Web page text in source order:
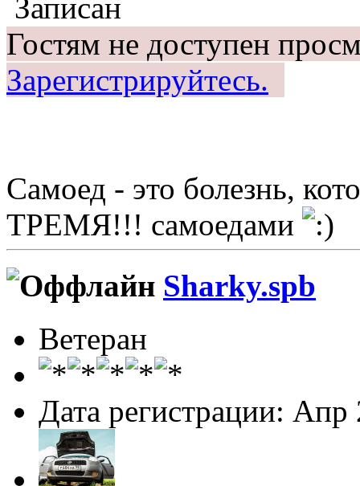
Записан
Гостям не доступен
Зарегистрируйтесь.
Самоед - это болезнь,
ТРЕМЯ!!! самоедами
Sharky.spb
Ветеран
Дата регистрации: Апр